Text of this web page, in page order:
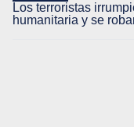
Los terroristas
humanitaria y se